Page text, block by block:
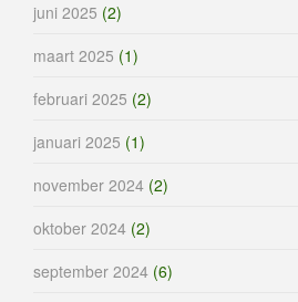
juni 2025 (2)
maart 2025 (1)
februari 2025 (2)
januari 2025 (1)
november 2024 (2)
oktober 2024 (2)
september 2024 (6)